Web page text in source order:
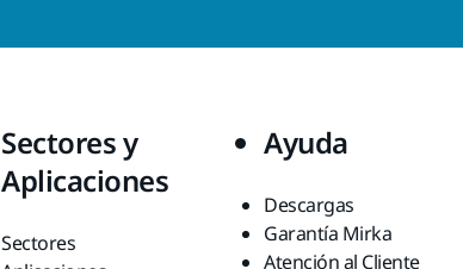
Sectores y
Aplicaciones
Sectores
Ayuda
Descargas
Garantía Mirka
Atención al Cliente